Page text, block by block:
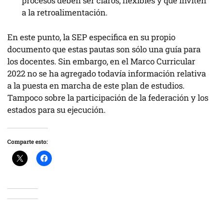
a la retroalimentación.
En este punto, la SEP especifica en su propio
documento que estas pautas son sólo una guía para
los docentes. Sin embargo, en el Marco Curricular
2022 no se ha agregado todavía información relativa
a la puesta en marcha de este plan de estudios.
Tampoco sobre la participación de la federación y los
estados para su ejecución.
Comparte esto: